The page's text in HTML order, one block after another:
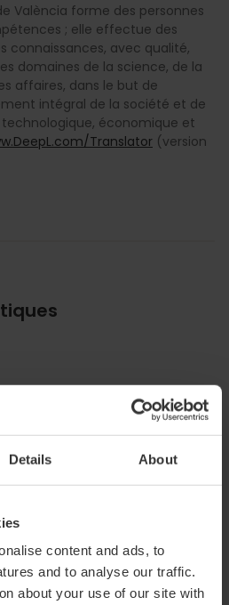
Details About
content and ads, to
and to analyse our traffic.
about your use of our site with
València forme des personnes
; elle effectue des
connaissances, avec qualité,
domaines de la science, de la
affaires, dans le but de
intégral de la société et de
économique et
Translator (version
València